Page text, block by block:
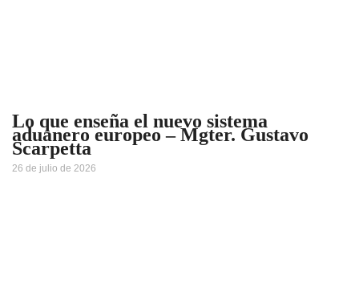
Lo que enseña el nuevo sistema
aduanero europeo – Mgter. Gustavo
Scarpetta
26 de julio de 2026